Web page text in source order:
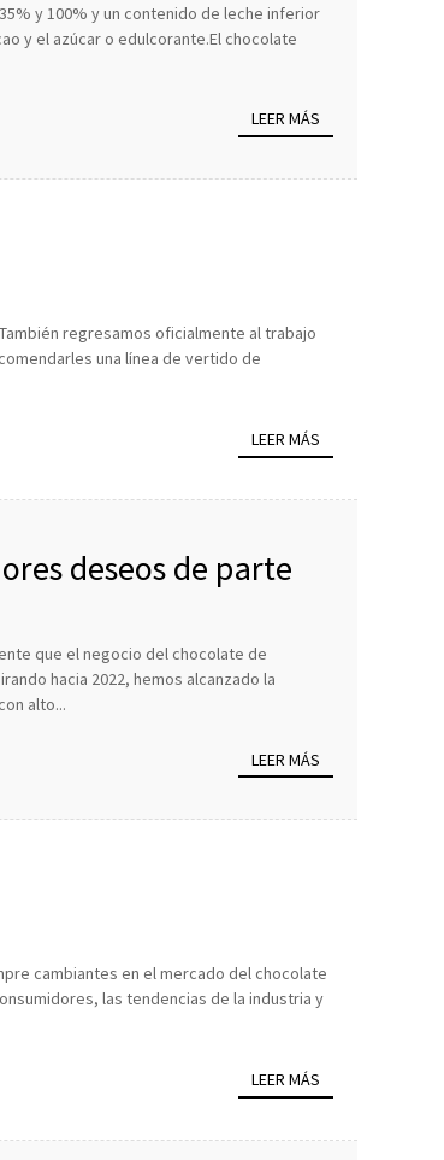
y 100% y un contenido de leche inferior
y el azúcar o edulcorante.El chocolate
LEER MÁS
regresamos oficialmente al trabajo
una línea de vertido de
LEER MÁS
deseos de parte
que el negocio del chocolate de
hacia 2022, hemos alcanzado la
alto...
LEER MÁS
cambiantes en el mercado del chocolate
las tendencias de la industria y
LEER MÁS